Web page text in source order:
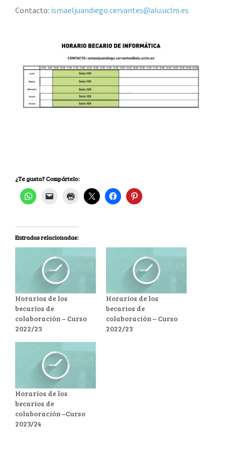
Contacto: ismaeljuandiego.cervantes@alu.uclm.es
¿Te gusta? Compártelo:
Entradas relacionadas:
Horarios de los
becarios de
colaboración – Curso
2022/23
Horarios de los
becarios de
colaboración – Curso
2022/23
Horarios de los
becarios de
colaboración –Curso
2023/24